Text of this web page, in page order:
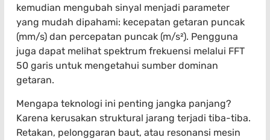
kemudian mengubah sinyal menjadi parameter
yang mudah dipahami: kecepatan getaran puncak
(mm/s) dan percepatan puncak (m/s²). Pengguna
juga dapat melihat spektrum frekuensi melalui FFT
50 garis untuk mengetahui sumber dominan
getaran.
Mengapa teknologi ini penting jangka panjang?
Karena kerusakan struktural jarang terjadi tiba-tiba.
Retakan, pelonggaran baut, atau resonansi mesin